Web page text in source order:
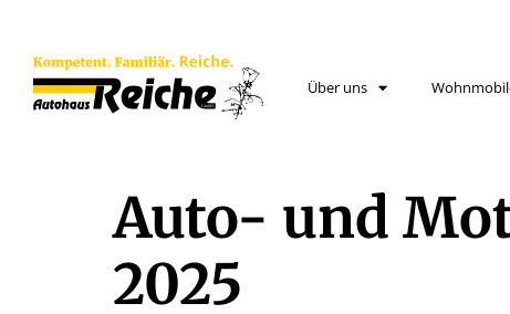
Über uns
Auto- und
2025